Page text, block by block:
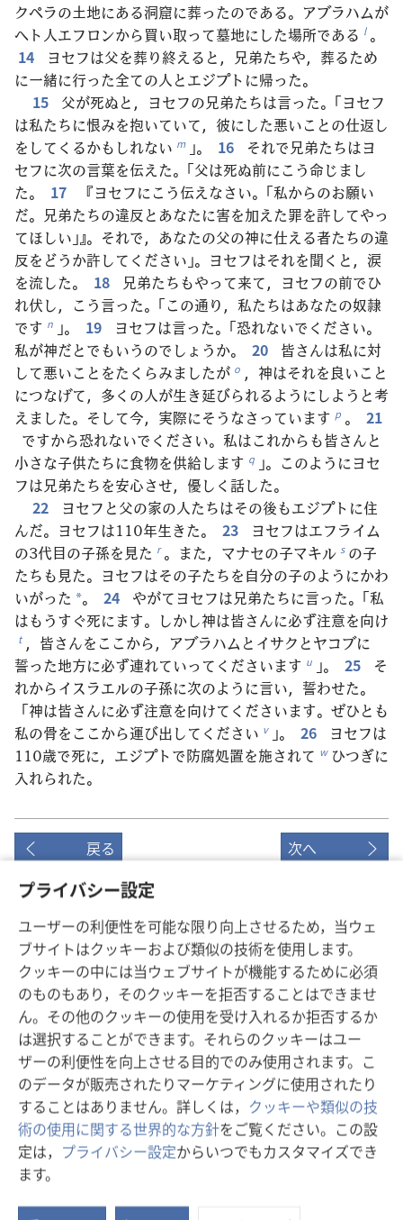
プライバシー設定
ユーザーの利便性を可能な限り向上させるため，当ウェ
ブサイトはクッキーおよび類似の技術を使用します。
クッキーの中には当ウェブサイトが機能するために必須
のものもあり，そのクッキーを拒否することはできませ
ん。その他のクッキーの使用を受け入れるか拒否するか
は選択することができます。それらのクッキーはユー
ザーの利便性を向上させる目的でのみ使用されます。こ
のデータが販売されたりマーケティングに使用されたり
することはありません。詳しくは， クッキーや類似の技
術の使用に関する世界的な方針をご覧ください。この設
定は， プライバシー設定からいつでもカスタマイズでき
ます。
クペラの土地にある洞窟に葬ったのである。アブラハムが
ヘト人エフロンから買い取って墓地にした場所である l 。
14
ヨセフは父を葬り終えると，兄弟たちや，葬るため
に一緒に行った全ての人とエジプトに帰った。
15
父が死ぬと，ヨセフの兄弟たちは言った。「ヨセフ
は私たちに恨みを抱いていて，彼にした悪いことの仕返し
をしてくるかもしれない m 」。 16
それで兄弟たちはヨ
セフに次の言葉を伝えた。「父は死ぬ前にこう命じまし
た。
17
『ヨセフにこう伝えなさい。「私からのお願い
だ。兄弟たちの違反とあなたに害を加えた罪を許してやっ
てほしい」』。それで，あなたの父の神に仕える者たちの違
反をどうか許してください」。ヨセフはそれを聞くと，涙
を流した。
18
兄弟たちもやって来て，ヨセフの前でひ
れ伏し，こう言った。「この通り，私たちはあなたの奴隷
です n 」。 19
ヨセフは言った。「恐れないでください。
私が神だとでもいうのでしょうか。
20
皆さんは私に対
して悪いことをたくらみましたが o ，神はそれを良いこと
につなげて，多くの人が生き延びられるようにしようと考
えました。そして今，実際にそうなさっています p 。
21
ですから恐れないでください。私はこれからも皆さんと
小さな子供たちに食物を供給します q 」。このようにヨセ
フは兄弟たちを安心させ，優しく話した。
22
ヨセフと父の家の人たちはその後もエジプトに住
んだ。ヨセフは110年生きた。
23
ヨセフはエフライム
の3代目の子孫を見た r 。また，マナセの子マキル s の子
たちも見た。ヨセフはその子たちを自分の子のようにかわ
いがった *。 24
やがてヨセフは兄弟たちに言った。「私
はもうすぐ死にます。しかし神は皆さんに必ず注意を向け
t ，皆さんをここから，アブラハムとイサクとヤコブに
誓った地方に必ず連れていってくださいます u 」。 25
そ
れからイスラエルの子孫に次のように言い，誓わせた。
「神は皆さんに必ず注意を向けてくださいます。ぜひとも
私の骨をここから運び出してください v 」。 26
ヨセフは
110歳で死に，エジプトで防腐処置を施されて w ひつぎに
入れられた。
戻る 次へ
この出版物のコピーライト
Copyright©2026Watch Tower Bible and Tract Society of
Pennsylvania.
利用規約 | プライバシーに関する方針 |プライバシー設定